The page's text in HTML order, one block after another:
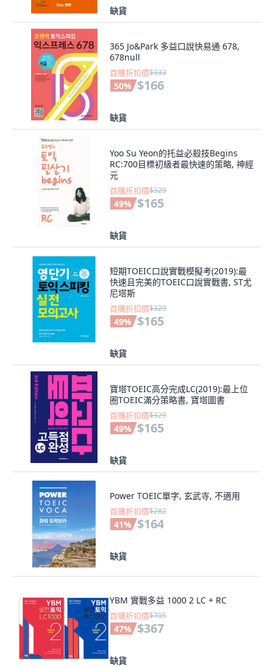
缺貨
365 Jo&Park 多益口說快易通 678,
678null
首購折扣價$333
50% $166
缺貨
Yoo Su Yeon的托益必殺技Begins
RC:700目標初級者最快速的策略, 神經
元
首購折扣價$329
49% $165
缺貨
短期TOEIC口說實戰模擬考(2019):最
快速且完美的TOEIC口說實戰書, ST尤
尼塔斯
首購折扣價$329
49% $165
缺貨
寶塔TOEIC高分完成LC(2019):最上位
圈TOEIC滿分策略書, 寶塔圖書
首購折扣價$329
49% $165
缺貨
Power TOEIC單字, 玄武寺, 不適用
首購折扣價$282
41% $164
缺貨
YBM 實戰多益 1000 2 LC + RC
首購折扣價$705
47% $367
缺貨